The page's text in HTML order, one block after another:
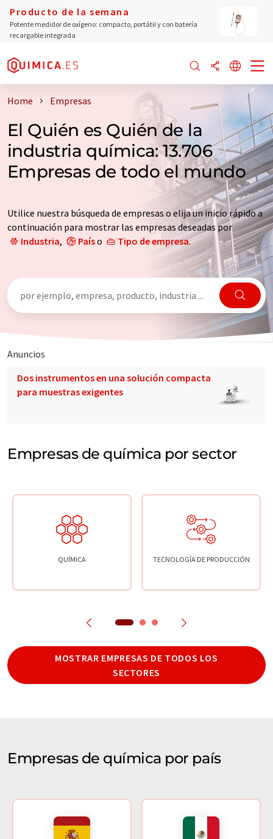
Producto de la semana
Potente medidor de oxígeno: compacto, portátil y con batería
recargable integrada
Home Empresas
El Quién es Quién de la
industria química: 13.706
Empresas de todo el mundo
Utilice nuestra búsqueda de empresas o elija un inicio rápido a
continuación para mostrar las empresas deseadas por
Industria, Paíso Tipo de empresa.
Anuncios
Dos instrumentos en una solución compacta
para muestras exigentes
Empresas de química por sector
QUÍMICA TECNOLOGÍA DE PRODUCCIÓN
MOSTRAR EMPRESAS DE TODOS LOS
SECTORES
Empresas de química por país